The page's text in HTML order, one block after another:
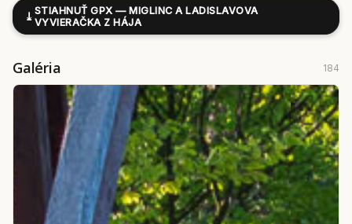
⤓ STIAHNUŤ GPX — MIGLINC A LADISLAVOVA
VYVIERAČKA Z HÁJA
Galéria 184